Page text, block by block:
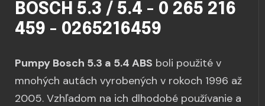
BOSCH 5.3 / 5.4 - 0 265 216
459 - 0265216459
Pumpy Bosch 5.3 a 5.4 ABS boli použité v
mnohých autách vyrobených v rokoch 1996 až
2005. Vzhľadom na ich dlhodobé používanie a